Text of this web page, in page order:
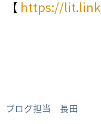
【 https://
ブログ担当 長田